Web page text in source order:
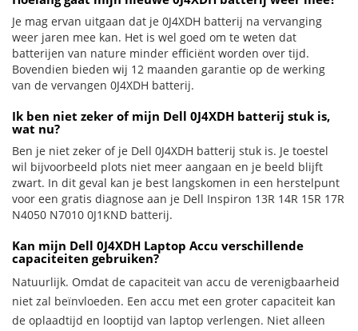
Je mag ervan uitgaan dat je 0J4XDH batterij na vervanging
weer jaren mee kan. Het is wel goed om te weten dat
batterijen van nature minder efficiënt worden over tijd.
Bovendien bieden wij 12 maanden garantie op de werking
van de vervangen 0J4XDH batterij.
Ik ben niet zeker of mijn Dell 0J4XDH batterij stuk is,
wat nu?
Ben je niet zeker of je Dell 0J4XDH batterij stuk is. Je toestel
wil bijvoorbeeld plots niet meer aangaan en je beeld blijft
zwart. In dit geval kan je best langskomen in een herstelpunt
voor een gratis diagnose aan je Dell Inspiron 13R 14R 15R 17R
N4050 N7010 0J1KND batterij.
Kan mijn Dell 0J4XDH Laptop Accu verschillende
capaciteiten gebruiken?
Natuurlijk. Omdat de capaciteit van accu de verenigbaarheid
niet zal beïnvloeden. Een accu met een groter capaciteit kan
de oplaadtijd en looptijd van laptop verlengen. Niet alleen